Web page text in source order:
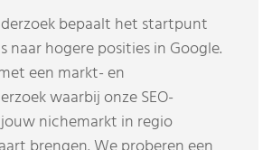
bepaalt het startpunt
naar hogere posities in Google.
een markt- en
waarbij onze SEO-
nichemarkt in regio